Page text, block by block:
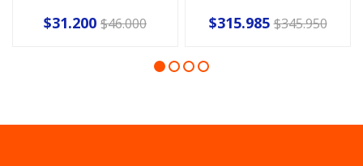
$31.200 $46.000 $315.985 $345.950